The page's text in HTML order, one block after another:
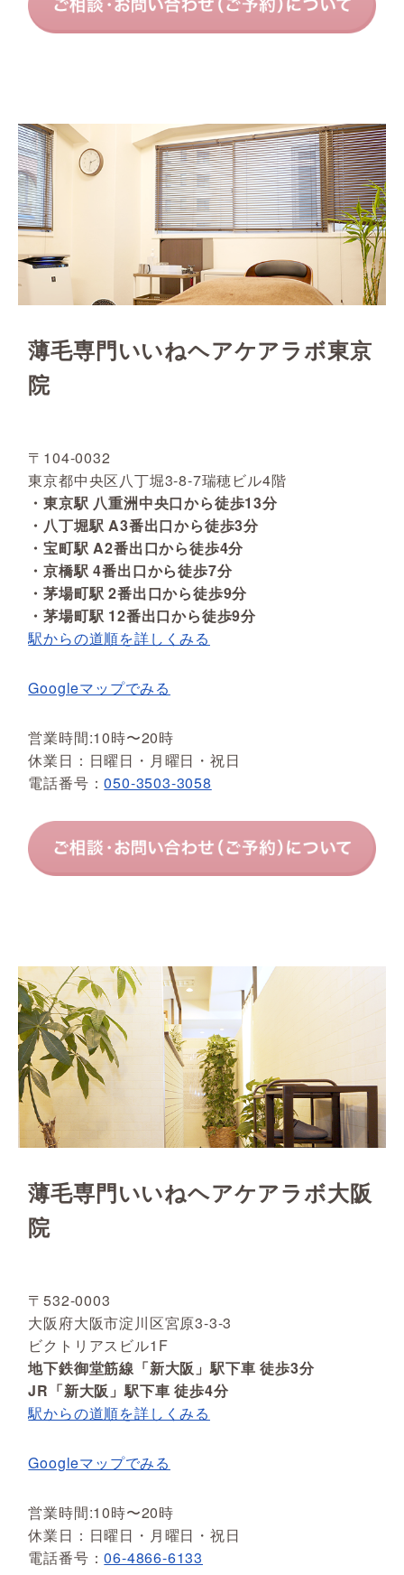
薄毛専門いいねヘアケアラボ東京
院
〒104-0032
東京都中央区八丁堀3-8-7瑞穂ビル4階
・東京駅 八重洲中央口から徒歩13分
・八丁堀駅 A3番出口から徒歩3分
・宝町駅 A2番出口から徒歩4分
・京橋駅 4番出口から徒歩7分
・茅場町駅 2番出口から徒歩9分
・茅場町駅 12番出口から徒歩9分
駅からの道順を詳しくみる
Googleマップでみる
営業時間:10時〜20時
休業日：日曜日・月曜日・祝日
電話番号：050-3503-3058
薄毛専門いいねヘアケアラボ大阪
院
〒532-0003
大阪府大阪市淀川区宮原3-3-3
ビクトリアスビル1F
地下鉄御堂筋線「新大阪」駅下車 徒歩3分
JR「新大阪」駅下車 徒歩4分
駅からの道順を詳しくみる
Googleマップでみる
営業時間:10時〜20時
休業日：日曜日・月曜日・祝日
電話番号：06-4866-6133